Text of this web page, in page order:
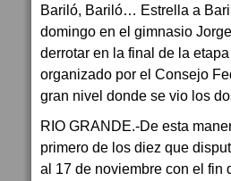
Bariló, Bariló… Estrella a
domingo en el gimnasio
derrotar en la final de la
organizado por el Consejo
gran nivel donde se vio los
RIO GRANDE.-De esta
primero de los diez que
al 17 de noviembre con el fin